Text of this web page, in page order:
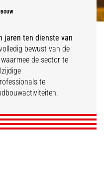
jaren ten dienste van
bewust van de
de sector te
te
Ruitercentra
Fokkerij
ONTDEK
Kwekerijen
ONTDEK
Wijnbouwers
ONTDEK